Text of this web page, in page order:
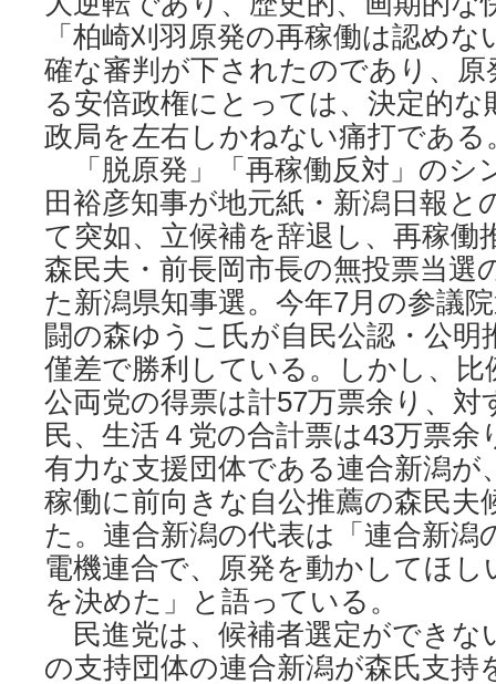
「柏崎刈羽原発の再稼働は認め
確な審判が下されたのであり、
る安倍政権にとっては、決定的
政局を左右しかねない痛打である
「脱原発」「再稼働反対」のシ
田裕彦知事が地元紙・新潟日報と
て突如、立候補を辞退し、再稼働
森民夫・前長岡市長の無投票当選
た新潟県知事選。今年7月の参議
闘の森ゆうこ氏が自民公認・公明
僅差で勝利している。しかし、比
公両党の得票は計57万票余り、対
民、生活４党の合計票は43万票
有力な支援団体である連合新潟が
稼働に前向きな自公推薦の森民夫
た。連合新潟の代表は「連合新潟
電機連合で、原発を動かしてほ
を決めた」と語っている。
民進党は、候補者選定ができな
の支持団体の連合新潟が森氏支持